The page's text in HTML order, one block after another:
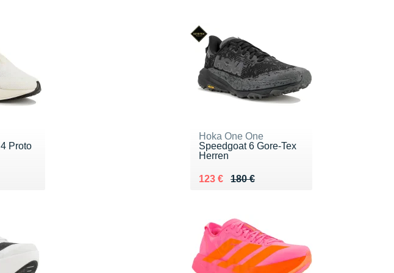
Proto
Hoka One One
Speedgoat 6 Gore-Tex
Herren
180 €
Au lieu de 180 €
123 €
Vendu 123 €